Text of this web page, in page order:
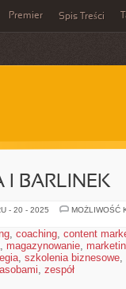
Premier Spis Treści
I BARLINEK
- 20 - 2025
MOŻLIWOŚĆ
, coaching, content
, magazynowanie,
, szkolenia biznesowe,
, zespół